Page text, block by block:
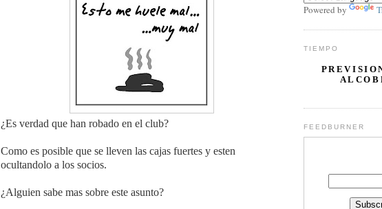
¿Es verdad que han robado en el club?
Como es posible que se lleven las cajas fuertes y esten
ocultandolo a los socios.
¿Alguien sabe mas sobre este asunto?
Powered by
TIEMPO
FEEDBURNER